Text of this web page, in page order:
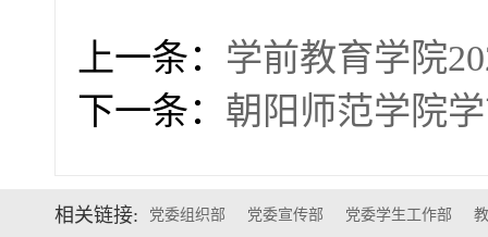
上一条： 学前教育学院
下一条： 朝阳师范学院
相关链接: 党委组织部 党委宣传部 党委学生工作部